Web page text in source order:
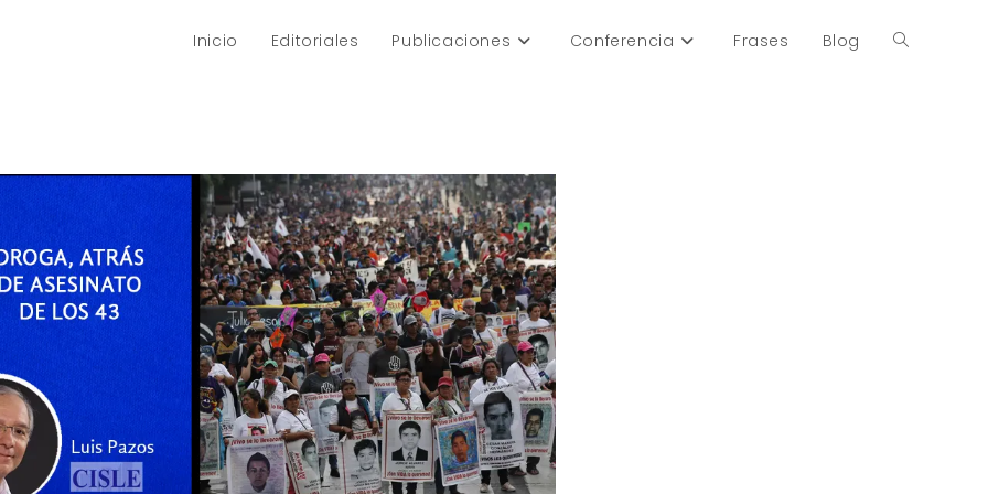
Inicio Editoriales Publicaciones Conferencia Frases Blog Alternar